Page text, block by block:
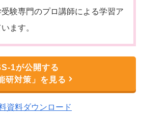
験専門のプロ講師による学習ア
ます。
1が公開する
研対策」を見る